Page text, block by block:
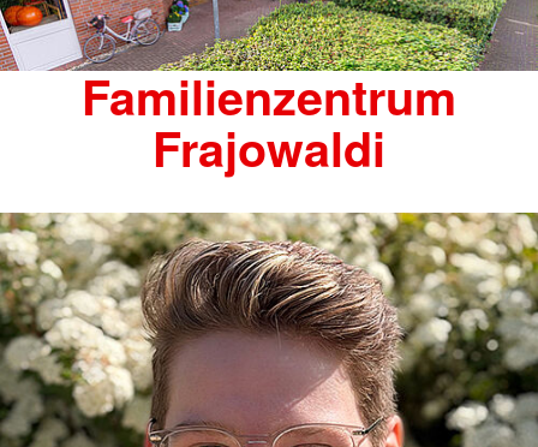
Familienzentrum
Frajowaldi